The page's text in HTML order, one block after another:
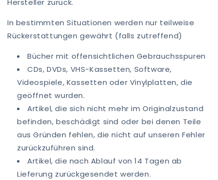
Hersteller zurück.
In bestimmten Situationen werden nur teilweise
Rückerstattungen gewährt (falls zutreffend)
Bücher mit offensichtlichen Gebrauchsspuren
CDs, DVDs, VHS-Kassetten, Software,
Videospiele, Kassetten oder Vinylplatten, die
geöffnet wurden.
Artikel, die sich nicht mehr im Originalzustand
befinden, beschädigt sind oder bei denen Teile
aus Gründen fehlen, die nicht auf unseren Fehler
zurückzuführen sind.
Artikel, die nach Ablauf von 14 Tagen ab
Lieferung zurückgesendet werden.